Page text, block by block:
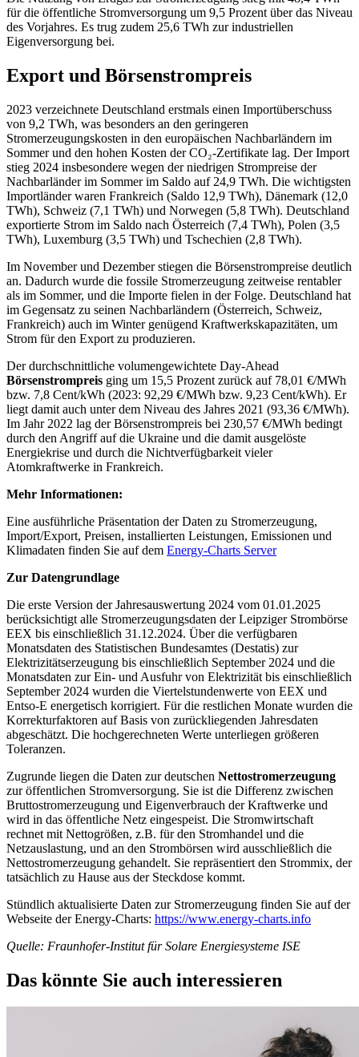
für die öffentliche Stromversorgung um 9,5 Prozent über das Niveau
des Vorjahres. Es trug zudem 25,6 TWh zur industriellen
Eigenversorgung bei.
Export und Börsenstrompreis
2023 verzeichnete Deutschland erstmals einen Importüberschuss
von 9,2 TWh, was besonders an den geringeren
Stromerzeugungskosten in den europäischen Nachbarländern im
Sommer und den hohen Kosten der CO₂-Zertifikate lag. Der Import
stieg 2024 insbesondere wegen der niedrigen Strompreise der
Nachbarländer im Sommer im Saldo auf 24,9 TWh. Die wichtigsten
Importländer waren Frankreich (Saldo 12,9 TWh), Dänemark (12,0
TWh), Schweiz (7,1 TWh) und Norwegen (5,8 TWh). Deutschland
exportierte Strom im Saldo nach Österreich (7,4 TWh), Polen (3,5
TWh), Luxemburg (3,5 TWh) und Tschechien (2,8 TWh).
Im November und Dezember stiegen die Börsenstrompreise deutlich
an. Dadurch wurde die fossile Stromerzeugung zeitweise rentabler
als im Sommer, und die Importe fielen in der Folge. Deutschland hat
im Gegensatz zu seinen Nachbarländern (Österreich, Schweiz,
Frankreich) auch im Winter genügend Kraftwerkskapazitäten, um
Strom für den Export zu produzieren.
Der durchschnittliche volumengewichtete Day-Ahead
Börsenstrompreis ging um 15,5 Prozent zurück auf 78,01 €/MWh
bzw. 7,8 Cent/kWh (2023: 92,29 €/MWh bzw. 9,23 Cent/kWh). Er
liegt damit auch unter dem Niveau des Jahres 2021 (93,36 €/MWh).
Im Jahr 2022 lag der Börsenstrompreis bei 230,57 €/MWh bedingt
durch den Angriff auf die Ukraine und die damit ausgelöste
Energiekrise und durch die Nichtverfügbarkeit vieler
Atomkraftwerke in Frankreich.
Mehr Informationen:
Eine ausführliche Präsentation der Daten zu Stromerzeugung,
Import/Export, Preisen, installierten Leistungen, Emissionen und
Klimadaten finden Sie auf dem Energy-Charts Server
Zur Datengrundlage
Die erste Version der Jahresauswertung 2024 vom 01.01.2025
berücksichtigt alle Stromerzeugungsdaten der Leipziger Strombörse
EEX bis einschließlich 31.12.2024. Über die verfügbaren
Monatsdaten des Statistischen Bundesamtes (Destatis) zur
Elektrizitätserzeugung bis einschließlich September 2024 und die
Monatsdaten zur Ein- und Ausfuhr von Elektrizität bis einschließlich
September 2024 wurden die Viertelstundenwerte von EEX und
Entso-E energetisch korrigiert. Für die restlichen Monate wurden die
Korrekturfaktoren auf Basis von zurückliegenden Jahresdaten
abgeschätzt. Die hochgerechneten Werte unterliegen größeren
Toleranzen.
Zugrunde liegen die Daten zur deutschen Nettostromerzeugung
zur öffentlichen Stromversorgung. Sie ist die Differenz zwischen
Bruttostromerzeugung und Eigenverbrauch der Kraftwerke und
wird in das öffentliche Netz eingespeist. Die Stromwirtschaft
rechnet mit Nettogrößen, z.B. für den Stromhandel und die
Netzauslastung, und an den Strombörsen wird ausschließlich die
Nettostromerzeugung gehandelt. Sie repräsentiert den Strommix, der
tatsächlich zu Hause aus der Steckdose kommt.
Stündlich aktualisierte Daten zur Stromerzeugung finden Sie auf der
Webseite der Energy-Charts: https://www.energy-charts.info
Quelle: Fraunhofer-Institut für Solare Energiesysteme ISE
Das könnte Sie auch interessieren